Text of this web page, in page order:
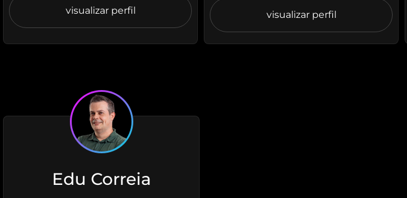
visualizar perfil visualizar perfil
Edu Correia